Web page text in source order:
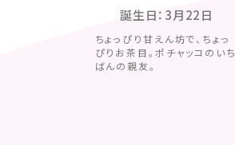
誕生日：3月22日
ちょっぴり甘えん坊で、ちょっ
ぴりお茶目。ポチャッコのいち
ばんの親友。